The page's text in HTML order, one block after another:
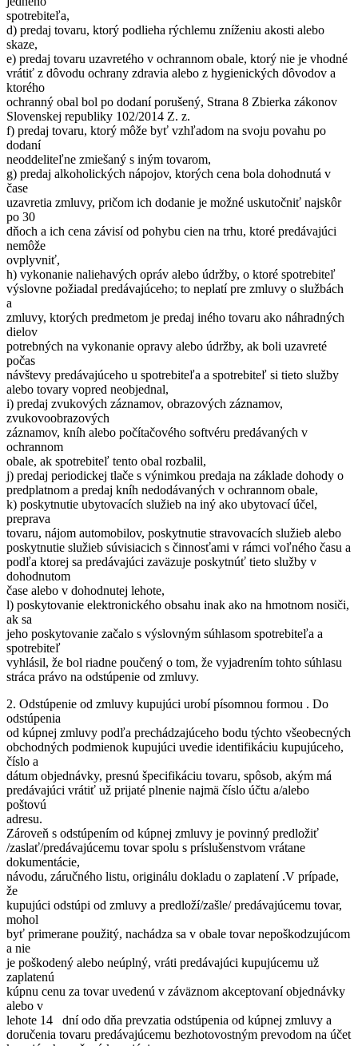
spotrebiteľa,
d) predaj tovaru, ktorý podlieha rýchlemu zníženiu akosti alebo
skaze,
e) predaj tovaru uzavretého v ochrannom obale, ktorý nie je vhodné
vrátiť z dôvodu ochrany zdravia alebo z hygienických dôvodov a
ktorého
ochranný obal bol po dodaní porušený, Strana 8 Zbierka zákonov
Slovenskej republiky 102/2014 Z. z.
f) predaj tovaru, ktorý môže byť vzhľadom na svoju povahu po
dodaní
neoddeliteľne zmiešaný s iným tovarom,
g) predaj alkoholických nápojov, ktorých cena bola dohodnutá v
čase
uzavretia zmluvy, pričom ich dodanie je možné uskutočniť najskôr
po 30
dňoch a ich cena závisí od pohybu cien na trhu, ktoré predávajúci
nemôže
ovplyvniť,
h) vykonanie naliehavých opráv alebo údržby, o ktoré spotrebiteľ
výslovne požiadal predávajúceho; to neplatí pre zmluvy o službách
a
zmluvy, ktorých predmetom je predaj iného tovaru ako náhradných
dielov
potrebných na vykonanie opravy alebo údržby, ak boli uzavreté
počas
návštevy predávajúceho u spotrebiteľa a spotrebiteľ si tieto služby
alebo tovary vopred neobjednal,
i) predaj zvukových záznamov, obrazových záznamov,
zvukovoobrazových
záznamov, kníh alebo počítačového softvéru predávaných v
ochrannom
obale, ak spotrebiteľ tento obal rozbalil,
j) predaj periodickej tlače s výnimkou predaja na základe dohody o
predplatnom a predaj kníh nedodávaných v ochrannom obale,
k) poskytnutie ubytovacích služieb na iný ako ubytovací účel,
preprava
tovaru, nájom automobilov, poskytnutie stravovacích služieb alebo
poskytnutie služieb súvisiacich s činnosťami v rámci voľného času a
podľa ktorej sa predávajúci zaväzuje poskytnúť tieto služby v
dohodnutom
čase alebo v dohodnutej lehote,
l) poskytovanie elektronického obsahu inak ako na hmotnom nosiči,
ak sa
jeho poskytovanie začalo s výslovným súhlasom spotrebiteľa a
spotrebiteľ
vyhlásil, že bol riadne poučený o tom, že vyjadrením tohto súhlasu
stráca právo na odstúpenie od zmluvy.
2. Odstúpenie od zmluvy kupujúci urobí písomnou formou . Do
odstúpenia
od kúpnej zmluvy podľa prechádzajúceho bodu týchto všeobecných
obchodných podmienok kupujúci uvedie identifikáciu kupujúceho,
číslo a
dátum objednávky, presnú špecifikáciu tovaru, spôsob, akým má
predávajúci vrátiť už prijaté plnenie najmä číslo účtu a/alebo
poštovú
adresu.
Zároveň s odstúpením od kúpnej zmluvy je povinný predložiť
/zaslať/predávajúcemu tovar spolu s príslušenstvom vrátane
dokumentácie,
návodu, záručného listu, originálu dokladu o zaplatení .V prípade,
že
kupujúci odstúpi od zmluvy a predloží/zašle/ predávajúcemu tovar,
mohol
byť primerane použitý, nachádza sa v obale tovar nepoškodzujúcom
a nie
je poškodený alebo neúplný, vráti predávajúci kupujúcemu už
zaplatenú
kúpnu cenu za tovar uvedenú v záväznom akceptovaní objednávky
alebo v
lehote 14 dní odo dňa prevzatia odstúpenia od kúpnej zmluvy a
doručenia tovaru predávajúcemu bezhotovostným prevodom na účet